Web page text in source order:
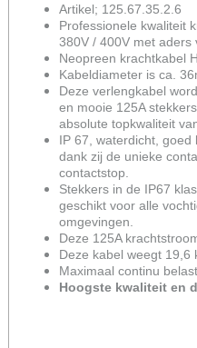
Artikel; 125.67.35.2.6
Professionele kwaliteit
380V / 400V met aders
Neopreen krachtkabel
Kabeldiameter is ca.
Deze verlengkabel
en mooie 125A
absolute topkwaliteit
IP 67, waterdicht,
dank zij de unieke
contactstop.
Stekkers in de IP67
geschikt voor alle
omgevingen.
Deze 125A
Deze kabel weegt 19,6
Maximaal continu
Hoogste kwaliteit en